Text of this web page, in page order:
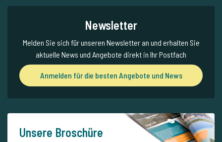
Newsletter
Melden Sie sich für unseren Newsletter an und erhalten Sie
aktuelle News und Angebote direkt in Ihr Postfach
Anmelden für die besten Angebote und News
Unsere Broschüre